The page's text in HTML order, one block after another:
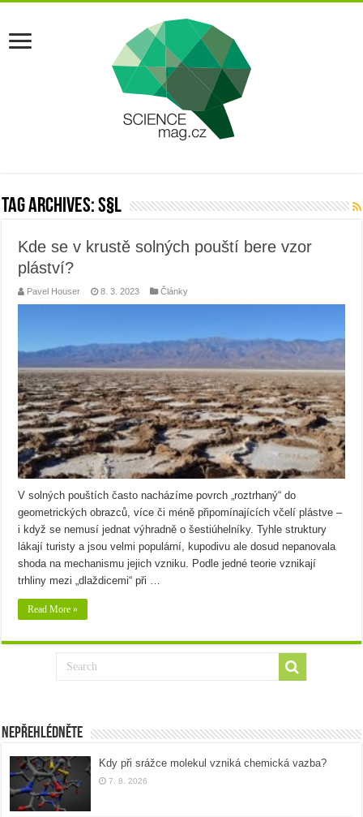
Tag Archives:s§l
Kde se v krustě solných pouští bere vzor
pláství?
Pavel Houser 8. 3. 2023 Články
V solných pouštích často nacházíme povrch „roztrhaný“ do
geometrických obrazců, více či méně připomínajících včelí plástve –
i když se nemusí jednat výhradně o šestiúhelníky. Tyhle struktury
lákají turisty a jsou velmi populární, kupodivu ale dosud nepanovala
shoda na mechanismu jejich vzniku. Podle jedné teorie vznikají
trhliny mezi „dlaždicemi“ při …
Read More »
Nepřehlédněte
Kdy při srážce molekul vzniká chemická vazba?
7. 8. 2026